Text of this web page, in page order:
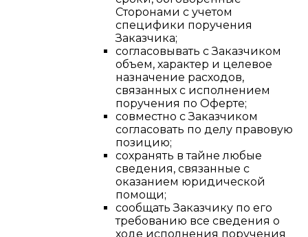
Сторонами с учетом
специфики поручения
Заказчика;
согласовывать с Заказчиком
объем, характер и целевое
назначение расходов,
связанных с исполнением
поручения по Оферте;
совместно с Заказчиком
согласовать по делу правовую
позицию;
сохранять в тайне любые
сведения, связанные с
оказанием юридической
помощи;
сообщать Заказчику по его
требованию все сведения о
ходе исполнения поручения